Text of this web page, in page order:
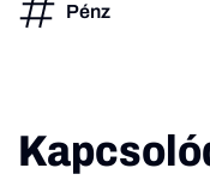
Pénz